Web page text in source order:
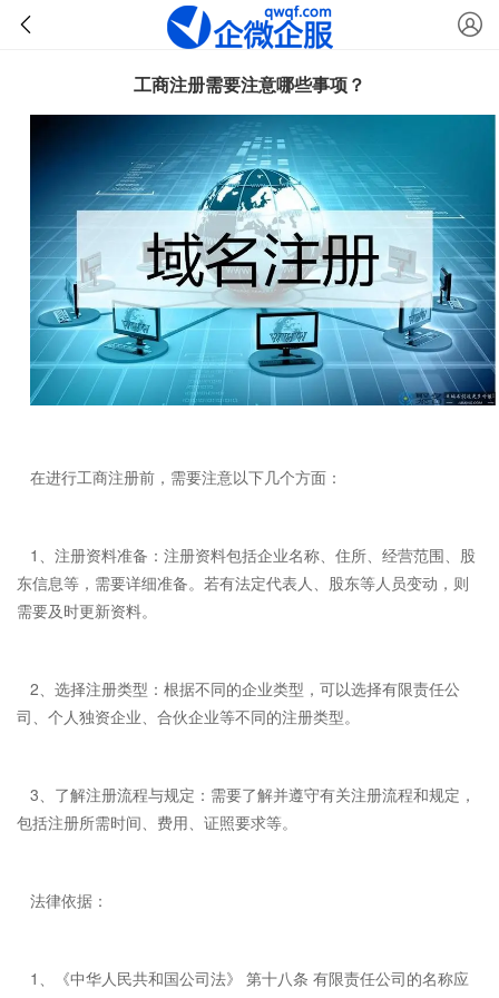
工商注册需要注意哪些事项？
在进行工商注册前，需要注意以下几个方面：
1、注册资料准备：注册资料包括企业名称、住所、经营范围、股
东信息等，需要详细准备。若有法定代表人、股东等人员变动，则
需要及时更新资料。
2、选择注册类型：根据不同的企业类型，可以选择有限责任公
司、个人独资企业、合伙企业等不同的注册类型。
3、了解注册流程与规定：需要了解并遵守有关注册流程和规定，
包括注册所需时间、费用、证照要求等。
法律依据：
1、《中华人民共和国公司法》 第十八条 有限责任公司的名称应